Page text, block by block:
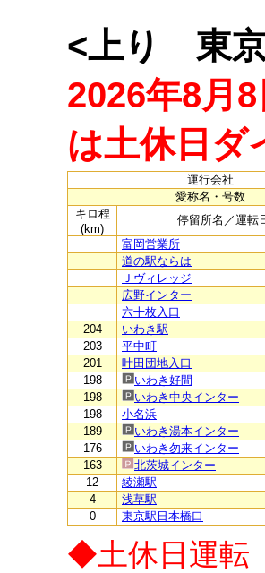
<上り 東京
2026年8月
は土休日ダ
運行会社
愛称名・号数
キロ程
(km)
停留所名／運転
富岡営業所
道の駅ならは
Ｊヴィレッジ
広野インター
六十枚入口
204
いわき駅
203
平中町
201
叶田団地入口
198
いわき好間
198
いわき中央インター
198
小名浜
189
いわき湯本インター
176
いわき勿来インター
163
北茨城インター
12
綾瀬駅
4
浅草駅
0
東京駅日本橋口
◆土休日運転